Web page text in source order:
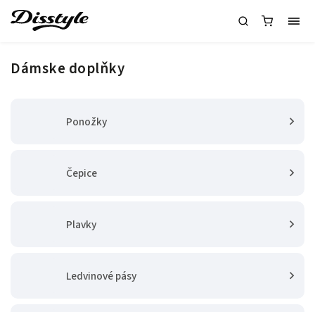
Dámske doplňky
Ponožky
Čepice
Plavky
Ledvinové pásy